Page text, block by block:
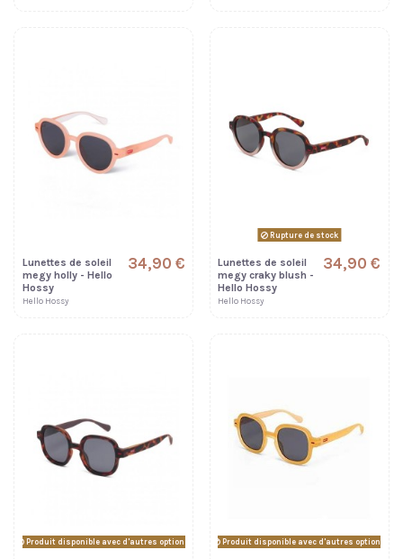
Lunettes de soleil
megy holly - Hello
Hossy
Hello Hossy
34,90 €
Rupture de stock
Lunettes de soleil
megy craky blush -
Hello Hossy
Hello Hossy
34,90 €
Produit disponible avec d'autres options Produit disponible avec d'autres options